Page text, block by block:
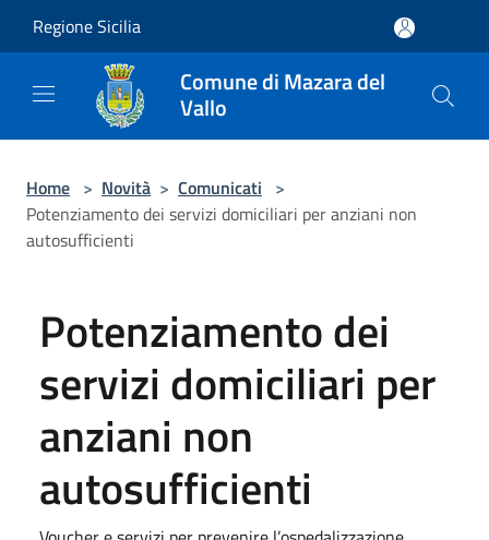
Regione Sicilia
Comune di Mazara del
Vallo
Home > Novità > Comunicati >
Potenziamento dei servizi domiciliari per anziani non
autosufficienti
Potenziamento dei
servizi domiciliari per
anziani non
autosufficienti